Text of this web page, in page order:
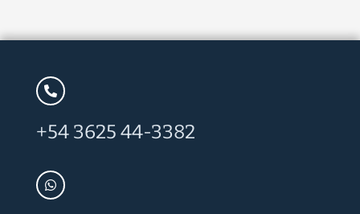
+54 3625 44-3382